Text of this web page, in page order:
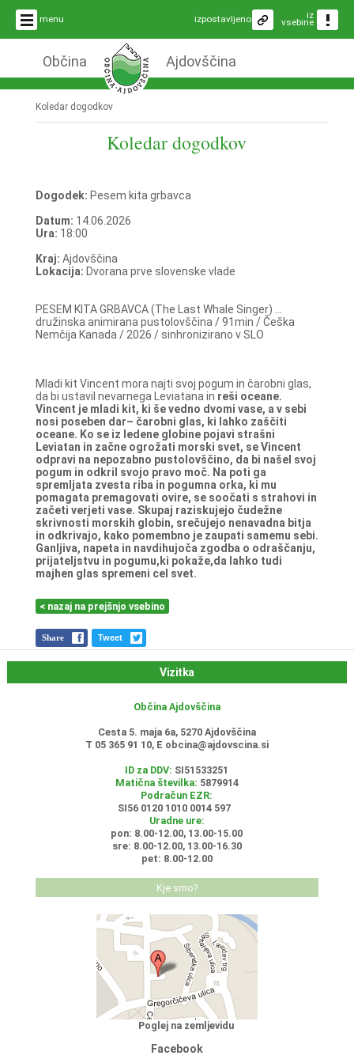
menu iz
vsebine
izpostavljeno
Občina Ajdovščina
Koledar dogodkov
Koledar dogodkov
Dogodek: Pesem kita grbavca
Datum: 14.06.2026
Ura: 18:00
Kraj: Ajdovščina
Lokacija: Dvorana prve slovenske vlade
PESEM KITA GRBAVCA (The Last Whale Singer) ...
družinska animirana pustolovščina / 91min / Češka
Nemčija Kanada / 2026 / sinhronizirano v SLO
Mladi kit Vincent mora najti svoj pogum in čarobni glas,
da bi ustavil nevarnega Leviatana in reši oceane.
Vincent je mladi kit, ki še vedno dvomi vase, a v sebi
nosi poseben dar– čarobni glas, ki lahko zaščiti
oceane. Ko se iz ledene globine pojavi strašni
Leviatan in začne ogrožati morski svet, se Vincent
odpravi na nepozabno pustolovščino, da bi našel svoj
pogum in odkril svojo pravo moč. Na poti ga
spremljata zvesta riba in pogumna orka, ki mu
pomagatapremagovati ovire, se soočati s strahovi in
začeti verjeti vase. Skupaj raziskujejo čudežne
skrivnosti morskih globin, srečujejo nenavadna bitja
in odkrivajo, kako pomembno jezaupati samemu sebi.
Ganljiva, napeta in navdihujoča zgodba o odraščanju,
prijateljstvu in pogumu,ki pokaže,da lahko tudi
majhen glas spremeni cel svet.
< nazaj na prejšnjo vsebino
Share Tweet
Vizitka
Občina Ajdovščina
Cesta 5. maja 6a, 5270 Ajdovščina
T 05 365 91 10, E obcina@ajdovscina.si
ID za DDV: SI51533251
Matična številka: 5879914
Podračun EZR:
SI56 0120 1010 0014 597
Uradne ure:
pon: 8.00-12.00, 13.00-15.00
sre: 8.00-12.00, 13.00-16.30
pet: 8.00-12.00
Kje smo?
Poglej na zemljevidu
Facebook